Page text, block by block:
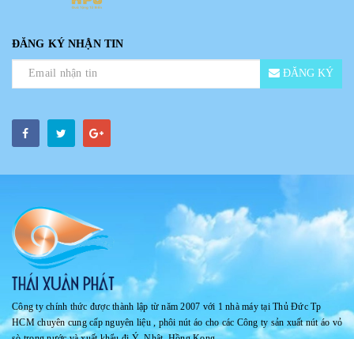
ĐĂNG KÝ NHẬN TIN
ĐĂNG KÝ
Công ty chính thức được thành lập từ năm 2007 với 1 nhà máy tại Thủ Đức Tp
HCM chuyên cung cấp nguyên liệu , phôi nút áo cho các Công ty sản xuất nút áo vỏ